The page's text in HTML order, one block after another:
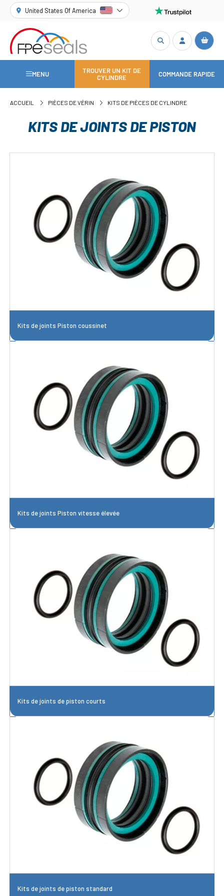
United States Of America
MENU
TROUVER UN KIT DE
CYLINDRE
COMMANDE RAPIDE
ACCUEIL PIÈCES DE VÉRIN KITS DE PIÈCES DE CYLINDRE
KITS DE JOINTS DE PISTON
Kits de joints Piston coussinet
Kits de joints Piston vitesse élevée
Kits de joints de piston courts
Kits de joints de piston standard